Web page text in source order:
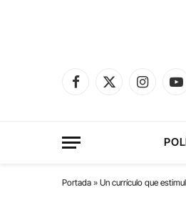
Facebook
X
Instagram
Portada » Un currículo que